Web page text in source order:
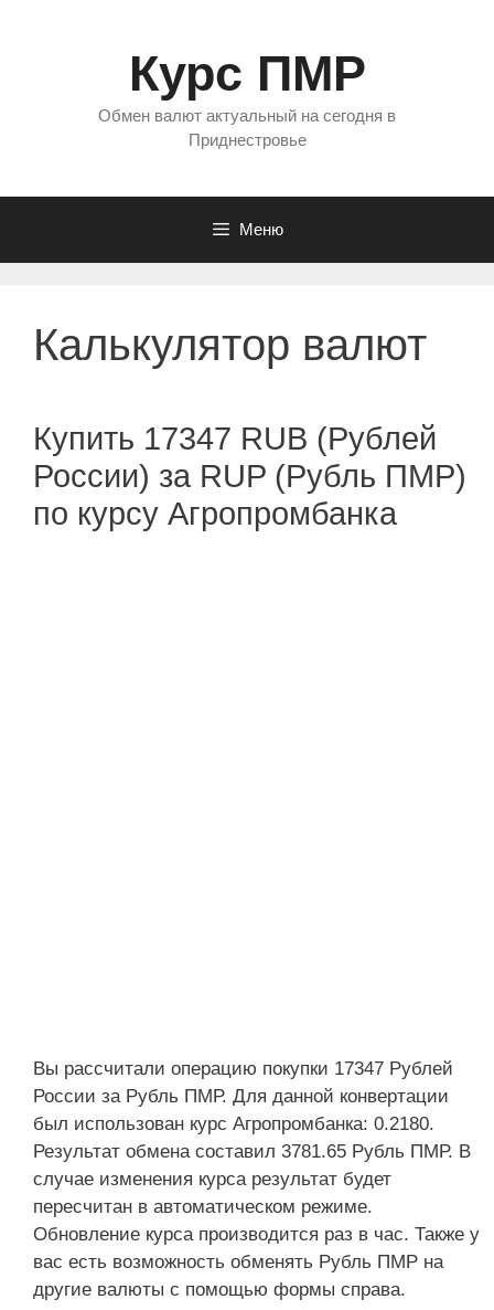
Курс ПМР
Обмен валют актуальный на сегодня в
Приднестровье
Меню
Калькулятор валют
Купить 17347 RUB (Рублей
России) за RUP (Рубль ПМР)
по курсу Агропромбанка
Вы рассчитали операцию покупки 17347 Рублей
России за Рубль ПМР. Для данной конвертации
был использован курс Агропромбанка: 0.2180.
Результат обмена составил 3781.65 Рубль ПМР. В
случае изменения курса результат будет
пересчитан в автоматическом режиме.
Обновление курса производится раз в час. Также у
вас есть возможность обменять Рубль ПМР на
другие валюты с помощью формы справа.